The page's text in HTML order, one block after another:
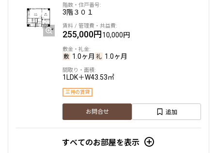
3階３０１
255,000円10,000円
1.0ヶ月 1.0ヶ月
1LDK＋W43.53㎡
三井の賃貸
お問合せ 追加
すべてのお部屋を表示